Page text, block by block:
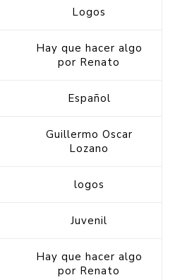
Logos
Hay que hacer algo
por Renato
Español
Guillermo Oscar
Lozano
logos
Juvenil
Hay que hacer algo
por Renato